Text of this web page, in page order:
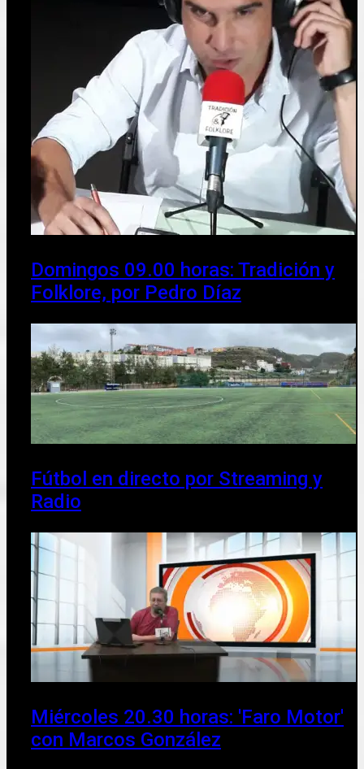
Domingos 09.00 horas: Tradición y
Folklore, por Pedro Díaz
Fútbol en directo por Streaming y
Radio
Miércoles 20.30 horas: 'Faro Motor'
con Marcos González